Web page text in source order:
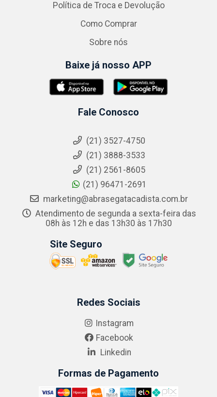
Política de Troca e Devolução
Como Comprar
Sobre nós
Baixe já nosso APP
Fale Conosco
(21) 3527-4750
(21) 3888-3533
(21) 2561-8605
(21) 96471-2691
marketing@abrasegatacadista.com.br
Atendimento de segunda a sexta-feira das
08h às 12h e das 13h30 às 17h30
Site Seguro
Redes Sociais
Instagram
Facebook
Linkedin
Formas de Pagamento